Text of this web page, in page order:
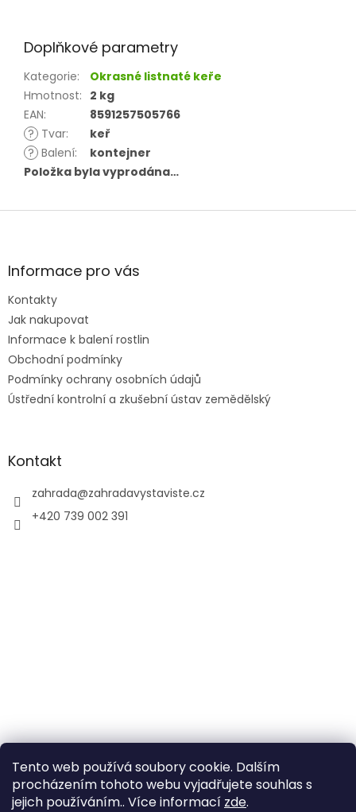
Tento web používá soubory cookie. Dalším
procházením tohoto webu vyjadřujete souhlas s
jejich používáním.. Více informací zde.
Doplňkové parametry
Kategorie:
Okrasné listnaté keře
Hmotnost: 2 kg
EAN:
8591257505766
? Tvar:
keř
? Balení:
kontejner
Položka byla vyprodána…
Z
aInformace pro vás
Kontakty
Jak nakupovat
Informace k balení rostlin
Obchodní podmínky
Podmínky ochrany osobních údajů
Ústřední kontrolní a zkušební ústav zemědělský
Kontakt
zahrada@zahradavystaviste.cz
+420 739 002 391